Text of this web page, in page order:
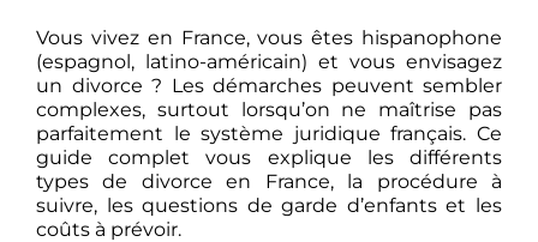
Vous vivez en France, vous êtes hispanophone
(espagnol, latino-américain) et vous envisagez
un divorce ? Les démarches peuvent sembler
complexes, surtout lorsqu’on ne maîtrise pas
parfaitement le système juridique français. Ce
guide complet vous explique les différents
types de divorce en France, la procédure à
suivre, les questions de garde d’enfants et les
coûts à prévoir.